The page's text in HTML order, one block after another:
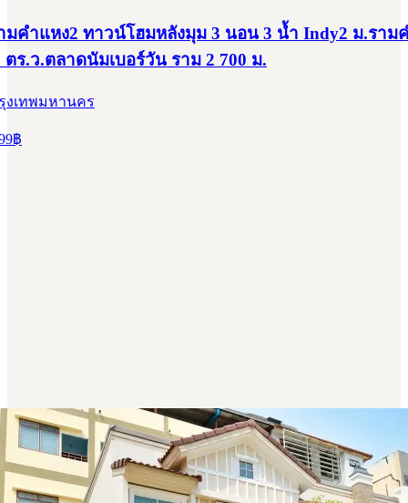
มคำแหง2 ทาวน์โฮมหลังมุม 3 นอน 3 น้ำ Indy2 ม.ราม
ตร.ว.ตลาดนัมเบอร์วัน ราม 2 700 ม.
งเทพมหานคร
฿